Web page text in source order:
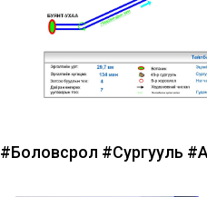
#Боловсрол #Сургууль